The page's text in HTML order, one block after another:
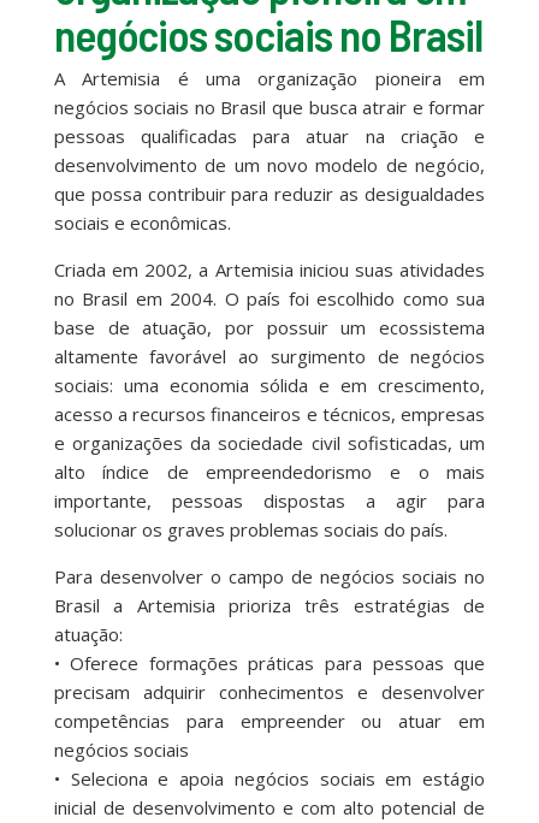
negócios sociais no Brasil
A Artemisia é uma organização pioneira em
negócios sociais no Brasil que busca atrair e formar
pessoas qualificadas para atuar na criação e
desenvolvimento de um novo modelo de negócio,
que possa contribuir para reduzir as desigualdades
sociais e econômicas.
Criada em 2002, a Artemisia iniciou suas atividades
no Brasil em 2004. O país foi escolhido como sua
base de atuação, por possuir um ecossistema
altamente favorável ao surgimento de negócios
sociais: uma economia sólida e em crescimento,
acesso a recursos financeiros e técnicos, empresas
e organizações da sociedade civil sofisticadas, um
alto índice de empreendedorismo e o mais
importante, pessoas dispostas a agir para
solucionar os graves problemas sociais do país.
Para desenvolver o campo de negócios sociais no
Brasil a Artemisia prioriza três estratégias de
atuação:
• Oferece formações práticas para pessoas que
precisam adquirir conhecimentos e desenvolver
competências para empreender ou atuar em
negócios sociais
• Seleciona e apoia negócios sociais em estágio
inicial de desenvolvimento e com alto potencial de